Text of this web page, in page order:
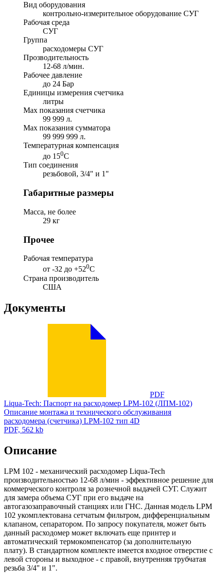
Вид оборудования
контрольно-измерительное оборудование СУГ
Рабочая среда
СУГ
Группа
расходомеры СУГ
Прозводительность
12-68 л/мин.
Рабочее давление
до 24 Бар
Единицы измерения счетчика
литры
Max показания счетчика
99 999 л.
Max показания сумматора
99 999 999 л.
Температурная компенсация
до 150С
Тип соединения
резьбовой, 3/4" и 1"
Габаритные размеры
Масса, не более
29 кг
Прочее
Рабочая температура
от -32 до +520С
Страна производитель
США
Документы
PDF
Liqua-Tech: Паспорт на расходомер LPM-102 (ЛПМ-102)
Описание монтажа и технического обслуживания
расходомера (счетчика) LPM-102 тип 4D
PDF, 562 kb
Описание
LPM 102 - механический расходомер Liqua-Tech
производительностью 12-68 л/мин - эффективное решение для
коммерческого контроля за рознечной выдачей СУГ. Служит
для замера объема СУГ при его выдаче на
автогазозаправочный станциях или ГНС. Данная модель LPM
102 укомплектована сетчатым фильтром, дифференциальным
клапаном, сепаратором. По запросу покупателя, может быть
данный расходомер может включать еще принтер и
автоматический термокомпенсатор (за дополнительную
плату). В стандартном комплекте имеется входное отверстие с
левой стороны и выходное - с правой, внутренняя трубчатая
резьба 3/4" и 1".